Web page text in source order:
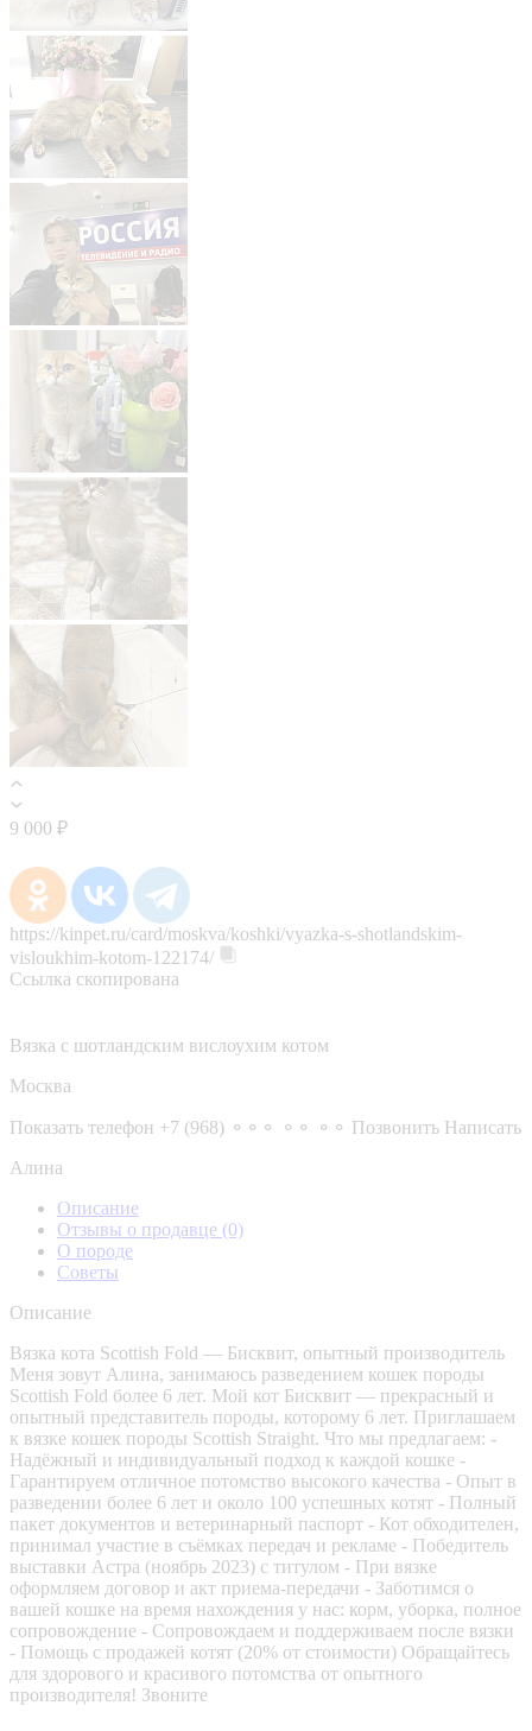
9 000 ₽
https://kinpet.ru/card/moskva/koshki/vyazka-s-shotlandskim-
visloukhim-kotom-122174/
Ссылка скопирована
Вязка с шотландским вислоухим котом
Москва
Показать телефон +7 (968) ⚬⚬⚬ ⚬⚬ ⚬⚬ Позвонить Написать
Алина
Описание
Отзывы о продавце (0)
О породе
Советы
Описание
Вязка кота Scottish Fold — Бисквит, опытный производитель
Меня зовут Алина, занимаюсь разведением кошек породы
Scottish Fold более 6 лет. Мой кот Бисквит — прекрасный и
опытный представитель породы, которому 6 лет. Приглашаем
к вязке кошек породы Scottish Straight. Что мы предлагаем: -
Надёжный и индивидуальный подход к каждой кошке -
Гарантируем отличное потомство высокого качества - Опыт в
разведении более 6 лет и около 100 успешных котят - Полный
пакет документов и ветеринарный паспорт - Кот обходителен,
принимал участие в съёмках передач и рекламе - Победитель
выставки Астра (ноябрь 2023) с титулом - При вязке
оформляем договор и акт приема-передачи - Заботимся о
вашей кошке на время нахождения у нас: корм, уборка, полное
сопровождение - Сопровождаем и поддерживаем после вязки
- Помощь с продажей котят (20% от стоимости) Обращайтесь
для здорового и красивого потомства от опытного
производителя! Звоните